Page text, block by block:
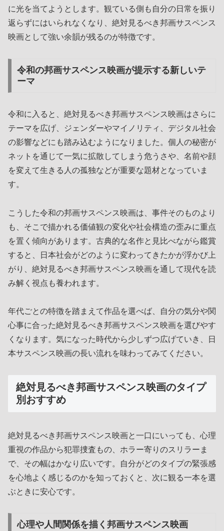
に光を当てようとします。観ている側も自分の日常を振り
返らずにはいられなくなり、絶対見るべき邦画サスペンス
映画として強い余韻が残るのが特徴です。
令和の邦画サスペンス映画が提示する新しいテ
ーマ
令和に入ると、絶対見るべき邦画サスペンス映画はさらに
テーマを広げ、ジェンダーやマイノリティ、デジタル社会
の影響などにも踏み込むようになりました。個人の秘密が
ネットを通じて一気に拡散してしまう危うさや、名前や顔
を変えて生きる人の孤独などが重要な題材となっていま
す。
こうした令和の邦画サスペンス映画は、事件そのものより
も、そこで描かれる価値観の変化や社会構造の歪みに重点
を置く傾向があります。古典的な名作と見比べながら鑑賞
すると、日本社会がどのように変わってきたかが浮かび上
がり、絶対見るべき邦画サスペンス映画を通して現代を読
み解く視点も養われます。
年代ごとの特徴を踏まえて作品を選べば、自分の気分や関
心事に合った絶対見るべき邦画サスペンス映画を選びやす
くなります。気になった時代から少しずつ広げていき、日
本サスペンス映画の長い流れを味わってみてください。
絶対見るべき邦画サスペンス映画のタイプ
別おすすめ
絶対見るべき邦画サスペンス映画と一口にいっても、心理
重視の作品から犯罪捜査もの、ホラー寄りのスリラーま
で、その幅はかなり広いです。自分がどのタイプの緊張感
を心地よく感じるのかを知っておくと、次に観る一本を選
ぶときに安心です。
心理や人間関係を描く邦画サスペンス映画